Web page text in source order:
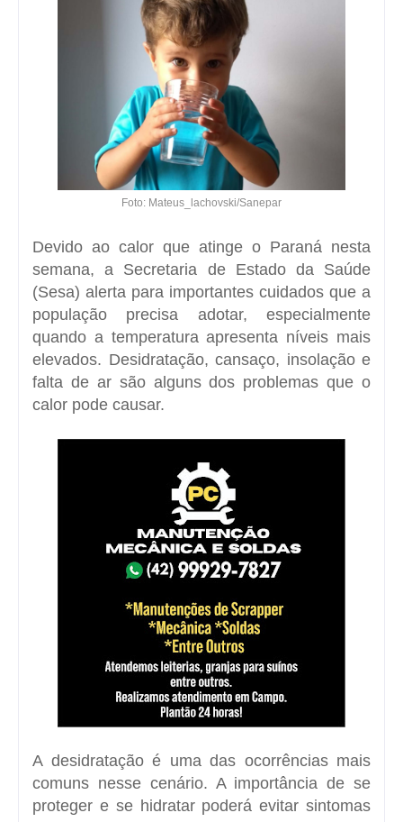
Foto: Mateus_lachovski/Sanepar
Devido ao calor que atinge o Paraná nesta
semana, a Secretaria de Estado da Saúde
(Sesa) alerta para importantes cuidados que a
população precisa adotar, especialmente
quando a temperatura apresenta níveis mais
elevados. Desidratação, cansaço, insolação e
falta de ar são alguns dos problemas que o
calor pode causar.
A desidratação é uma das ocorrências mais
comuns nesse cenário. A importância de se
proteger e se hidratar poderá evitar sintomas